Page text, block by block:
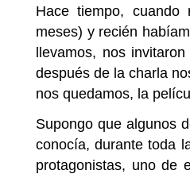
Hace tiempo,
meses) y recién
llevamos, nos
después de la charla
nos quedamos, la
Supongo que algunos
conocía, durante toda
protagonistas, uno de